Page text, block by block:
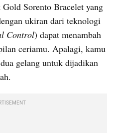
Sorento Bracelet yang
ukiran dari teknologi
Control) dapat menambah
ceriamu. Apalagi, kamu